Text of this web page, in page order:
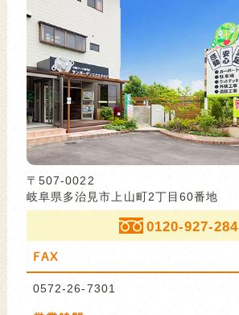
〒507-0022
岐阜県多治見市上山町2丁目60番地
0120-927-284
FAX
0572-26-7301